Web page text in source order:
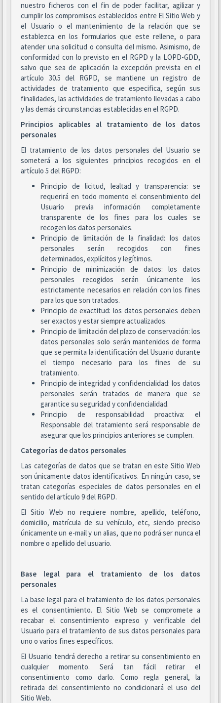
nuestro ficheros con el fin de poder facilitar, agilizar y
cumplir los compromisos establecidos entre El Sitio Web y
el Usuario o el mantenimiento de la relación que se
establezca en los formularios que este rellene, o para
atender una solicitud o consulta del mismo. Asimismo, de
conformidad con lo previsto en el RGPD y la LOPD-GDD,
salvo que sea de aplicación la excepción prevista en el
artículo 30.5 del RGPD, se mantiene un registro de
actividades de tratamiento que especifica, según sus
finalidades, las actividades de tratamiento llevadas a cabo
y las demás circunstancias establecidas en el RGPD.
Principios aplicables al tratamiento de los datos
personales
El tratamiento de los datos personales del Usuario se
someterá a los siguientes principios recogidos en el
artículo 5 del RGPD:
Principio de licitud, lealtad y transparencia: se
requerirá en todo momento el consentimiento del
Usuario previa información completamente
transparente de los fines para los cuales se
recogen los datos personales.
Principio de limitación de la finalidad: los datos
personales serán recogidos con fines
determinados, explícitos y legítimos.
Principio de minimización de datos: los datos
personales recogidos serán únicamente los
estrictamente necesarios en relación con los fines
para los que son tratados.
Principio de exactitud: los datos personales deben
ser exactos y estar siempre actualizados.
Principio de limitación del plazo de conservación: los
datos personales solo serán mantenidos de forma
que se permita la identificación del Usuario durante
el tiempo necesario para los fines de su
tratamiento.
Principio de integridad y confidencialidad: los datos
personales serán tratados de manera que se
garantice su seguridad y confidencialidad.
Principio de responsabilidad proactiva: el
Responsable del tratamiento será responsable de
asegurar que los principios anteriores se cumplen.
Categorías de datos personales
Las categorías de datos que se tratan en este Sitio Web
son únicamente datos identificativos. En ningún caso, se
tratan categorías especiales de datos personales en el
sentido del artículo 9 del RGPD.
El Sitio Web no requiere nombre, apellido, teléfono,
domicilio, matrícula de su vehículo, etc, siendo preciso
únicamente un e-mail y un alias, que no podrá ser nunca el
nombre o apellido del usuario.
Base legal para el tratamiento de los datos
personales
La base legal para el tratamiento de los datos personales
es el consentimiento. El Sitio Web se compromete a
recabar el consentimiento expreso y verificable del
Usuario para el tratamiento de sus datos personales para
uno o varios fines específicos.
El Usuario tendrá derecho a retirar su consentimiento en
cualquier momento. Será tan fácil retirar el
consentimiento como darlo. Como regla general, la
retirada del consentimiento no condicionará el uso del
Sitio Web.